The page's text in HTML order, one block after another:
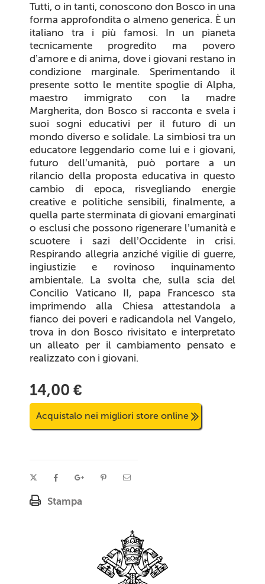
Tutti, o in tanti, conoscono don Bosco in una
forma approfondita o almeno generica. È un
italiano tra i più famosi. In un pianeta
tecnicamente progredito ma povero
d’amore e di anima, dove i giovani restano in
condizione marginale. Sperimentando il
presente sotto le mentite spoglie di Alpha,
maestro immigrato con la madre
Margherita, don Bosco si racconta e svela i
suoi sogni educativi per il futuro di un
mondo diverso e solidale. La simbiosi tra un
educatore leggendario come lui e i giovani,
futuro dell’umanità, può portare a un
rilancio della proposta educativa in questo
cambio di epoca, risvegliando energie
creative e politiche sensibili, finalmente, a
quella parte sterminata di giovani emarginati
o esclusi che possono rigenerare l’umanità e
scuotere i sazi dell’Occidente in crisi.
Respirando allegria anziché vigilie di guerre,
ingiustizie e rovinoso inquinamento
ambientale. La svolta che, sulla scia del
Concilio Vaticano II, papa Francesco sta
imprimendo alla Chiesa attestandola a
fianco dei poveri e radicandola nel Vangelo,
trova in don Bosco rivisitato e interpretato
un alleato per il cambiamento pensato e
realizzato con i giovani.
14,00 €
Acquistalo nei migliori store online
Stampa